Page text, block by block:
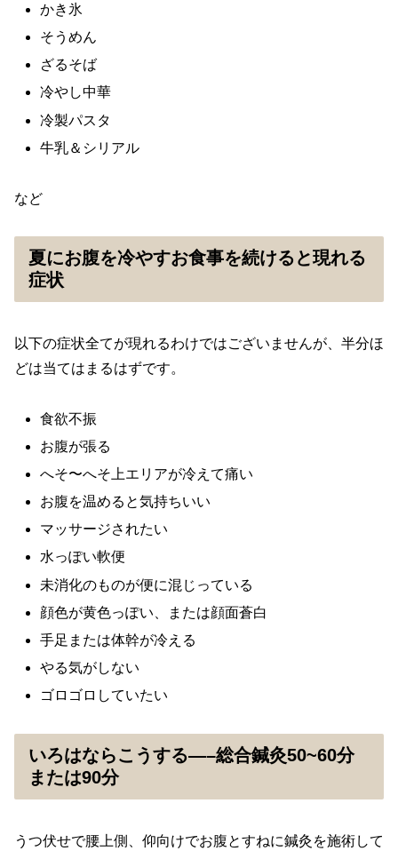
かき氷
そうめん
ざるそば
冷やし中華
冷製パスタ
牛乳＆シリアル
など
夏にお腹を冷やすお食事を続けると現れる
症状
以下の症状全てが現れるわけではございませんが、半分ほ
どは当てはまるはずです。
食欲不振
お腹が張る
へそ〜へそ上エリアが冷えて痛い
お腹を温めると気持ちいい
マッサージされたい
水っぽい軟便
未消化のものが便に混じっている
顔色が黄色っぽい、または顔面蒼白
手足または体幹が冷える
やる気がしない
ゴロゴロしていたい
いろはならこうする—–総合鍼灸50~60分
または90分
うつ伏せで腰上側、仰向けでお腹とすねに鍼灸を施術して